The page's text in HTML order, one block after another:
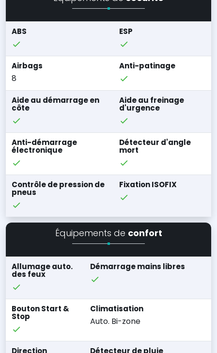
ABS ESP
Airbags
8
Anti-patinage
Aide au démarrage en
côte
Aide au freinage
d'urgence
Anti-démarrage
électronique
Détecteur d'angle
mort
Contrôle de pression de
pneus
Fixation ISOFIX
Équipements de confort
Allumage auto.
des feux
Démarrage mains libres
Bouton Start &
Stop
Climatisation
Auto. Bi-zone
Direction Détecteur de pluie